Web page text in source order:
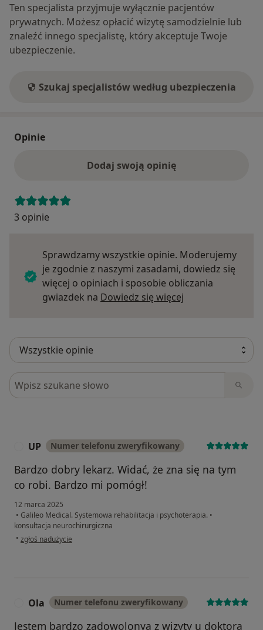
Ten specjalista przyjmuje wyłącznie pacjentów
prywatnych. Możesz opłacić wizytę samodzielnie lub
znaleźć innego specjalistę, który akceptuje Twoje
ubezpieczenie.
Szukaj specjalistów według ubezpieczenia
Opinie
Dodaj swoją opinię
3 opinie
Sprawdzamy wszystkie opinie. Moderujemy
je zgodnie z naszymi zasadami, dowiedz się
więcej o opiniach i sposobie obliczania
gwiazdek na Dowiedz się więcej
Szukaj w opiniach
UP Numer telefonu zweryfikowany
Bardzo dobry lekarz. Widać, że zna się na tym
co robi. Bardzo mi pomógł!
12 marca 2025
• Galileo Medical. Systemowa rehabilitacja i psychoterapia. •
konsultacja neurochirurgiczna
• w opinii użytkownika UP
zgłoś nadużycie
Ola Numer telefonu zweryfikowany
Jestem bardzo zadowolonya z wizyty u doktora